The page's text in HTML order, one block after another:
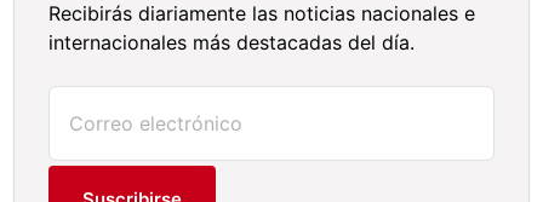
Recibirás diariamente las noticias nacionales e
internacionales más destacadas del día.